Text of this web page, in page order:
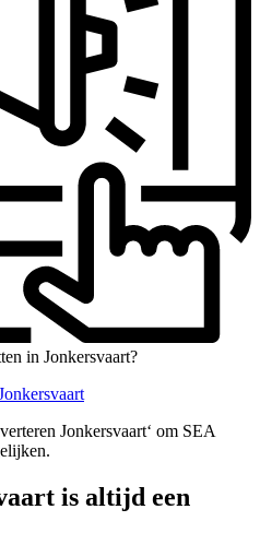
in Jonkersvaart?
Jonkersvaart‘ om SEA
is altijd een